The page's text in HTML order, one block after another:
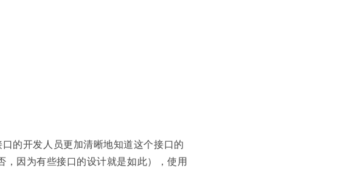
的开发人员更加清晰地知道这个接口的
，因为有些接口的设计就是如此），使用